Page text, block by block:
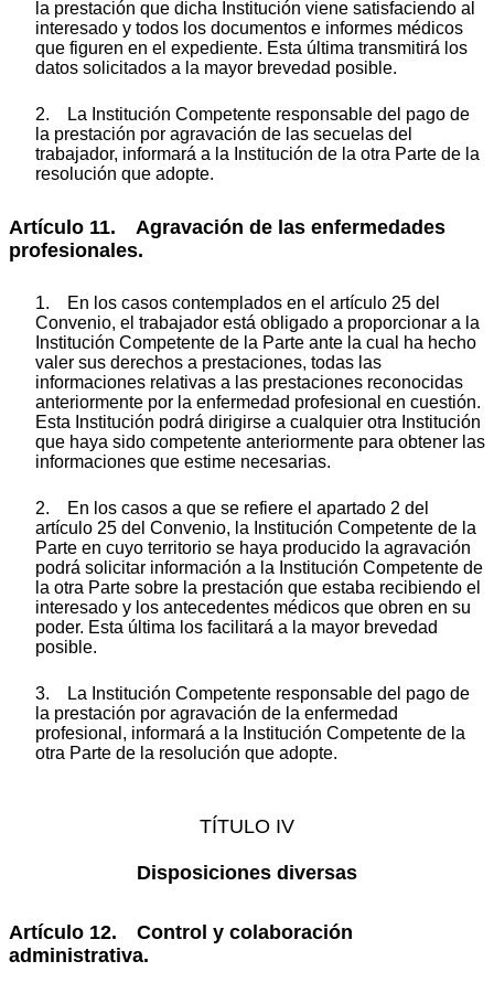
la prestación que dicha Institución viene satisfaciendo al
interesado y todos los documentos e informes médicos
que figuren en el expediente. Esta última transmitirá los
datos solicitados a la mayor brevedad posible.
2. La Institución Competente responsable del pago de
la prestación por agravación de las secuelas del
trabajador, informará a la Institución de la otra Parte de la
resolución que adopte.
Artículo 11. Agravación de las enfermedades
profesionales.
1. En los casos contemplados en el artículo 25 del
Convenio, el trabajador está obligado a proporcionar a la
Institución Competente de la Parte ante la cual ha hecho
valer sus derechos a prestaciones, todas las
informaciones relativas a las prestaciones reconocidas
anteriormente por la enfermedad profesional en cuestión.
Esta Institución podrá dirigirse a cualquier otra Institución
que haya sido competente anteriormente para obtener las
informaciones que estime necesarias.
2. En los casos a que se refiere el apartado 2 del
artículo 25 del Convenio, la Institución Competente de la
Parte en cuyo territorio se haya producido la agravación
podrá solicitar información a la Institución Competente de
la otra Parte sobre la prestación que estaba recibiendo el
interesado y los antecedentes médicos que obren en su
poder. Esta última los facilitará a la mayor brevedad
posible.
3. La Institución Competente responsable del pago de
la prestación por agravación de la enfermedad
profesional, informará a la Institución Competente de la
otra Parte de la resolución que adopte.
TÍTULO IV
Disposiciones diversas
Artículo 12. Control y colaboración
administrativa.